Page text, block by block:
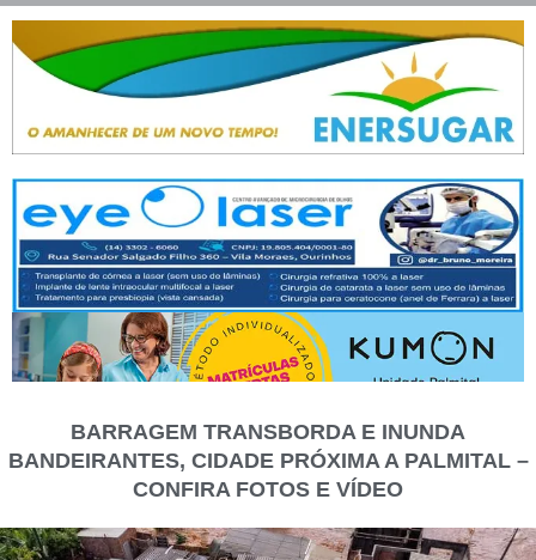
BARRAGEM TRANSBORDA E INUNDA
BANDEIRANTES, CIDADE PRÓXIMA A PALMITAL –
CONFIRA FOTOS E VÍDEO